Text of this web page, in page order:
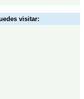
visitar: